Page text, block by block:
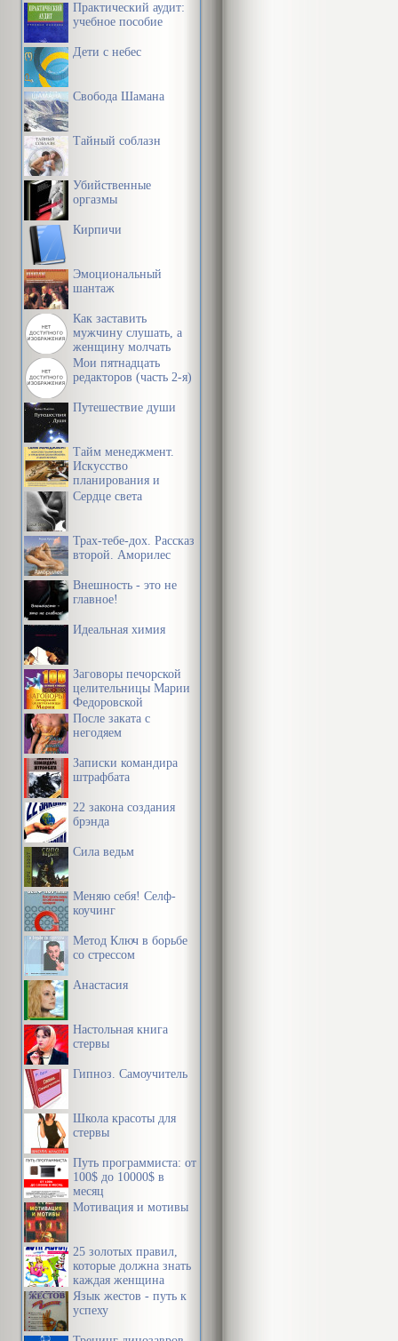
Практический аудит:
учебное пособие
Дети с небес
Свобода Шамана
Тайный соблазн
Убийственные
оргазмы
Кирпичи
Эмоциональный
шантаж
Как заставить
мужчину слушать, а
женщину молчать
Мои пятнадцать
редакторов (часть 2-я)
Путешествие души
Тайм менеджмент.
Искусство
планирования и
управления своим
Сердце света
Трах-тебе-дох. Рассказ
второй. Аморилес
Внешность - это не
главное!
Идеальная химия
Заговоры печорской
целительницы Марии
Федоровской
После заката с
негодяем
Записки командира
штрафбата
22 закона создания
брэнда
Сила ведьм
Меняю себя! Селф-
коучинг
Метод Ключ в борьбе
со стрессом
Анастасия
Настольная книга
стервы
Гипноз. Самоучитель
Школа красоты для
стервы
Путь программиста: от
100$ до 10000$ в
месяц
Мотивация и мотивы
25 золотых правил,
которые должна знать
каждая женщина
Язык жестов - путь к
успеху